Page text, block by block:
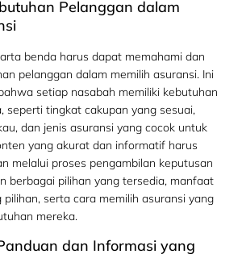
Pelanggan dalam
benda harus dapat memahami dan
pelanggan dalam memilih asuransi. Ini
setiap nasabah memiliki kebutuhan
seperti tingkat cakupan yang sesuai,
dan jenis asuransi yang cocok untuk
yang akurat dan informatif harus
melalui proses pengambilan keputusan
berbagai pilihan yang tersedia, manfaat
serta cara memilih asuransi yang
mereka.
dan Informasi yang